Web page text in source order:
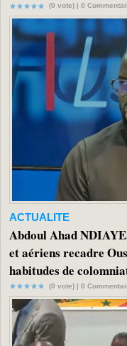
(0 vote) | 0
ACTUALITE
Abdoul Ahad
et aériens recadre
habitudes de
(0 vote) | 0